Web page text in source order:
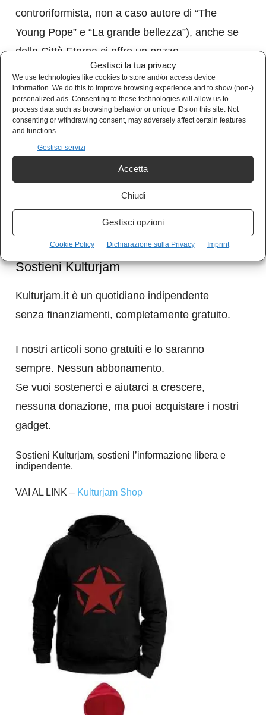
Gestisci la tua privacy
We use technologies like cookies to store and/or access device
information. We do this to improve browsing experience and to show (non-)
personalized ads. Consenting to these technologies will allow us to
process data such as browsing behavior or unique IDs on this site. Not
consenting or withdrawing consent, may adversely affect certain features
and functions.
Gestisci servizi
Accetta
Chiudi
Gestisci opzioni
Cookie Policy Dichiarazione sulla Privacy Imprint
controriformista, non a caso autore di “The
Young Pope” e “La grande bellezza”), anche se
della Città Eterna ci offre un pezzo
(consistente, certo), la sua notte, ma gli manca
– ma è una scelta – lo sguardo sulle
piccolezze, sulle domeniche pomeriggio
sonnolente, sul senso di angoscia, solitudine o
spaesamento che avverte lo straniero (anche
italiano) in certe sue enormi piazze.
Sostieni Kulturjam
Kulturjam.it è un quotidiano indipendente
senza finanziamenti, completamente gratuito.
I nostri articoli sono gratuiti e lo saranno
sempre. Nessun abbonamento.
Se vuoi sostenerci e aiutarci a crescere,
nessuna donazione, ma puoi acquistare i nostri
gadget.
Sostieni Kulturjam, sostieni l’informazione libera e
indipendente.
VAI AL LINK – Kulturjam Shop